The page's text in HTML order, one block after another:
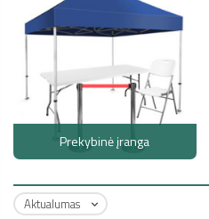
Prekybinė įranga
Aktualumas 